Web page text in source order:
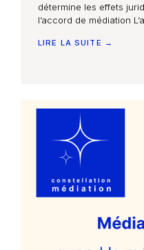
détermine les effets
l’accord de médiation
LIRE LA SUITE →